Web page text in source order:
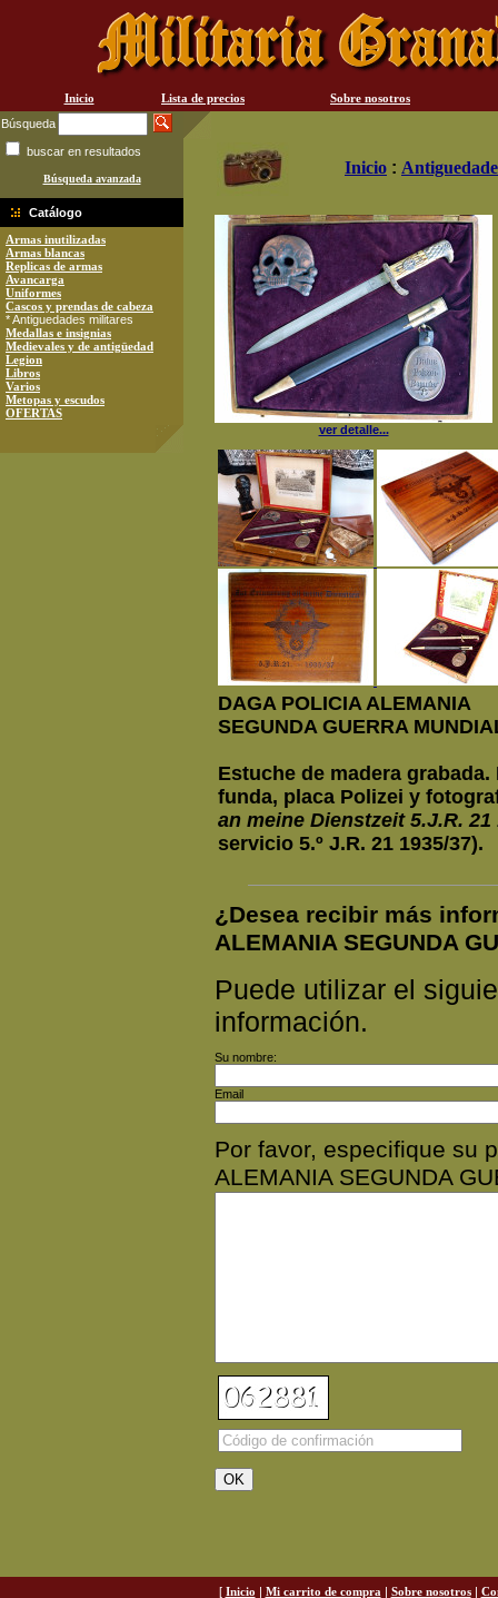
Inicio Lista de precios
Sobre nosotros
Búsqueda
buscar en resultados
Búsqueda avanzada
Catálogo
Armas inutilizadas
Armas blancas
Replicas de armas
Avancarga
Uniformes
Cascos y prendas de cabeza
* Antiguedades militares
Medallas e insignias
Medievales y de antigüedad
Legion
Libros
Varios
Metopas y escudos
OFERTAS
Inicio :
ver detalle...
DAGA POLICIA ALEMANIA
SEGUNDA GUERRA
Estuche de madera
funda, placa Polizei y
an meine Dienstzeit 5.J.R.
servicio 5.º J.R. 21 1935/37).
¿Desea recibir más
ALEMANIA SEGUNDA
Puede utilizar el
información.
Su nombre:
Email
Por favor, especifique su
ALEMANIA SEGUNDA
[ Inicio | Mi carrito de compra | Sobre nosotros|